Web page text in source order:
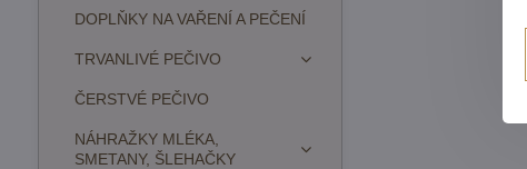
DOPLŇKY NA VAŘENÍ A PEČENÍ
TRVANLIVÉ PEČIVO
ČERSTVÉ PEČIVO
NÁHRAŽKY MLÉKA,
SMETANY, ŠLEHAČKY